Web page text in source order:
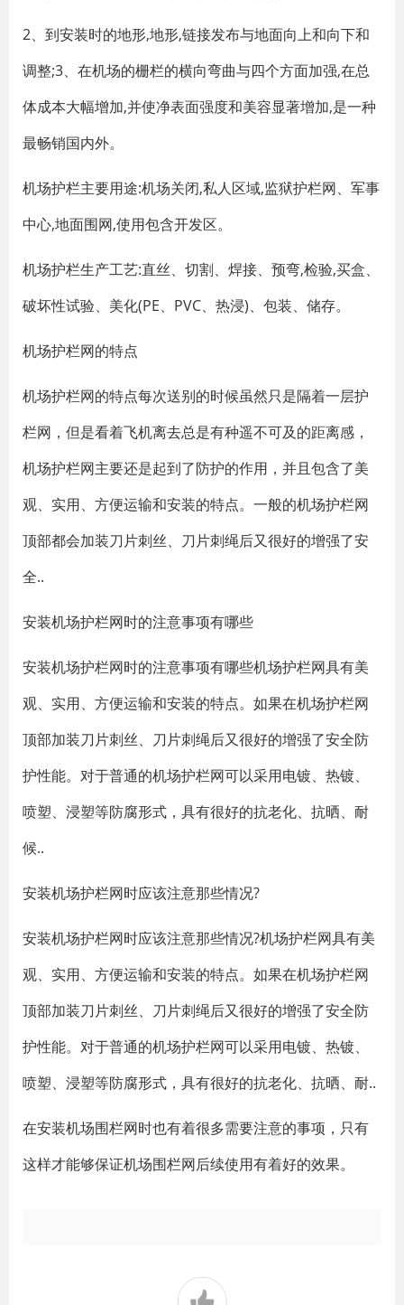
2、到安装时的地形,地形,链接发布与地面向上和向下和
调整;3、在机场的栅栏的横向弯曲与四个方面加强,在总
体成本大幅增加,并使净表面强度和美容显著增加,是一种
最畅销国内外。
机场护栏主要用途:机场关闭,私人区域,监狱护栏网、军事
中心,地面围网,使用包含开发区。
机场护栏生产工艺:直丝、切割、焊接、预弯,检验,买盒、
破坏性试验、美化(PE、PVC、热浸)、包装、储存。
机场护栏网的特点
机场护栏网的特点每次送别的时候虽然只是隔着一层护
栏网，但是看着飞机离去总是有种遥不可及的距离感，
机场护栏网主要还是起到了防护的作用，并且包含了美
观、实用、方便运输和安装的特点。一般的机场护栏网
顶部都会加装刀片刺丝、刀片刺绳后又很好的增强了安
全..
安装机场护栏网时的注意事项有哪些
安装机场护栏网时的注意事项有哪些机场护栏网具有美
观、实用、方便运输和安装的特点。如果在机场护栏网
顶部加装刀片刺丝、刀片刺绳后又很好的增强了安全防
护性能。对于普通的机场护栏网可以采用电镀、热镀、
喷塑、浸塑等防腐形式，具有很好的抗老化、抗晒、耐
候..
安装机场护栏网时应该注意那些情况?
安装机场护栏网时应该注意那些情况?机场护栏网具有美
观、实用、方便运输和安装的特点。如果在机场护栏网
顶部加装刀片刺丝、刀片刺绳后又很好的增强了安全防
护性能。对于普通的机场护栏网可以采用电镀、热镀、
喷塑、浸塑等防腐形式，具有很好的抗老化、抗晒、耐..
在安装机场围栏网时也有着很多需要注意的事项，只有
这样才能够保证机场围栏网后续使用有着好的效果。